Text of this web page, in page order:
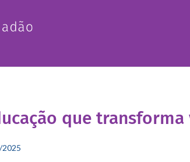
que transforma
2025